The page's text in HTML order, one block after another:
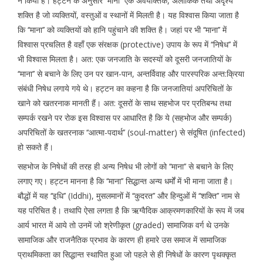
शक्ति है जो व्यक्तियों, वस्तुओं व स्थानों में मिलती है। यह विश्वास किया जाता है
कि ‘‘माना’’ को व्यक्तियों को हानि पहुंचाने की शक्ति है। जहां पर भी ‘‘माना’’ में
विश्वास प्रचलित है वहाँ एक संरक्षक (protective) उपाय के रूप में ‘‘निषेध’’ में
भी विश्वास मिलता है। अत: एक जनजाति के सदस्यों को दूसरी जनजातियों के
‘‘माना’’ से बचाने के लिए उन पर खान-पान, अन्तर्विवाह और पारस्परिक अन्त:क्रिया
संबंधी निषेध लगाये गये थे। हट्टन का कहना है कि जनजातियां अपरिचितों के
खाने को खतरनाक मानती हैं। अत: दूसरों के साथ सहभोज पर प्रतिबन्ध तथा
सम्पर्क रखने पर रोक इस विश्वास पर आधारित है कि ये (सहभोज और सम्पर्क)
अपरिचितों के खतरनाक ‘‘आत्मा-पदार्थ’’ (soul-matter) से संदूषित (infected)
हो सकते हैं।
सहभोज के निषेधों की तरह ही अन्य निषेध भी लोगों को ‘‘माना’’ से बचाने के लिए
लगाए गए। हट्टन मानना है कि ‘‘माना’’ सिद्धान्त अन्य धर्मों में भी माना जाता है।
बौद्धों में यह ‘‘इधि’’ (Iddhi), मुसलमानों में ‘‘कुदरत’’ और हिन्दुओं में ‘‘शक्ति’’ नाम से
यह परिचित है। तथापि ऐसा लगता है कि ऋग्वैदिक आक्रमणकारियों के रूप में जब
आर्य भारत में आये तो उनमें जो श्रेणीकृत (graded) सामाजिक वर्ग थे उनके
सामाजिक और राजनैतिक प्रभाव के कारण ही हमारे उस समाज में सामाजिक
प्राथमिकता का सिद्धान्त स्थापित हुआ जो पहले से ही निषेधों के कारण पृथक्कृत